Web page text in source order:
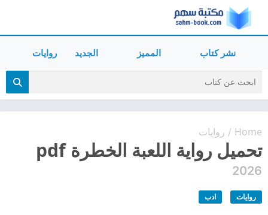
نشر كتاب المميز الجديد روايات
Home
/ روايات
تحميل رواية اللعبة الخطرة pdf
2026
روايات ادب